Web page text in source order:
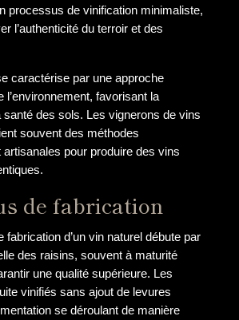
processus de vinification minimaliste,
l’authenticité du terroir et des
caractérise par une approche
l’environnement, favorisant la
santé des sols. Les vignerons de vins
souvent des méthodes
artisanales pour produire des vins
de fabrication
fabrication d’un vin naturel débute par
des raisins, souvent à maturité
une qualité supérieure. Les
vinifiés sans ajout de levures
se déroulant de manière